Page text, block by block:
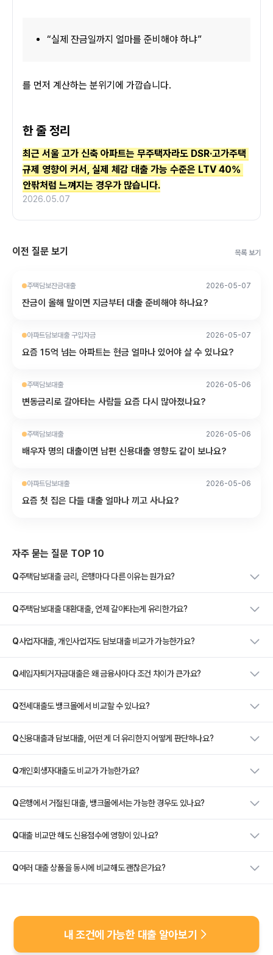
“실제 잔금일까지 얼마를 준비해야 하냐”
를 먼저 계산하는 분위기에 가깝습니다.
한 줄 정리
최근 서울 고가 신축 아파트는 무주택자라도 DSR·고가주택
규제 영향이 커서, 실제 체감 대출 가능 수준은 LTV 40%
안팎처럼 느껴지는 경우가 많습니다.
2026.05.07
이전 질문 보기 목록 보기
주택담보잔금대출 2026-05-07
잔금이 올해 말이면 지금부터 대출 준비해야 하나요?
아파트담보대출 구입자금 2026-05-07
요즘 15억 넘는 아파트는 현금 얼마나 있어야 살 수 있나요?
주택담보대출 2026-05-06
변동금리로 갈아타는 사람들 요즘 다시 많아졌나요?
주택담보대출 2026-05-06
배우자 명의 대출이면 남편 신용대출 영향도 같이 보나요?
아파트담보대출 2026-05-06
요즘 첫 집은 다들 대출 얼마나 끼고 사나요?
자주 묻는 질문 TOP 10
Q주택담보대출 금리, 은행마다 다른 이유는 뭔가요?
Q주택담보대출 대환대출, 언제 갈아타는게 유리한가요?
Q사업자대출, 개인사업자도 담보대출 비교가 가능한가요?
Q세입자퇴거자금대출은 왜 금융사마다 조건 차이가 큰가요?
Q전세대출도 뱅크몰에서 비교할 수 있나요?
Q신용대출과 담보대출, 어떤 게 더 유리한지 어떻게 판단하나요?
Q개인회생자대출도 비교가 가능한가요?
Q은행에서 거절된 대출, 뱅크몰에서는 가능한 경우도 있나요?
Q대출 비교만 해도 신용점수에 영향이 있나요?
Q여러 대출 상품을 동시에 비교해도 괜찮은가요?
내 조건에 가능한 대출 알아보기